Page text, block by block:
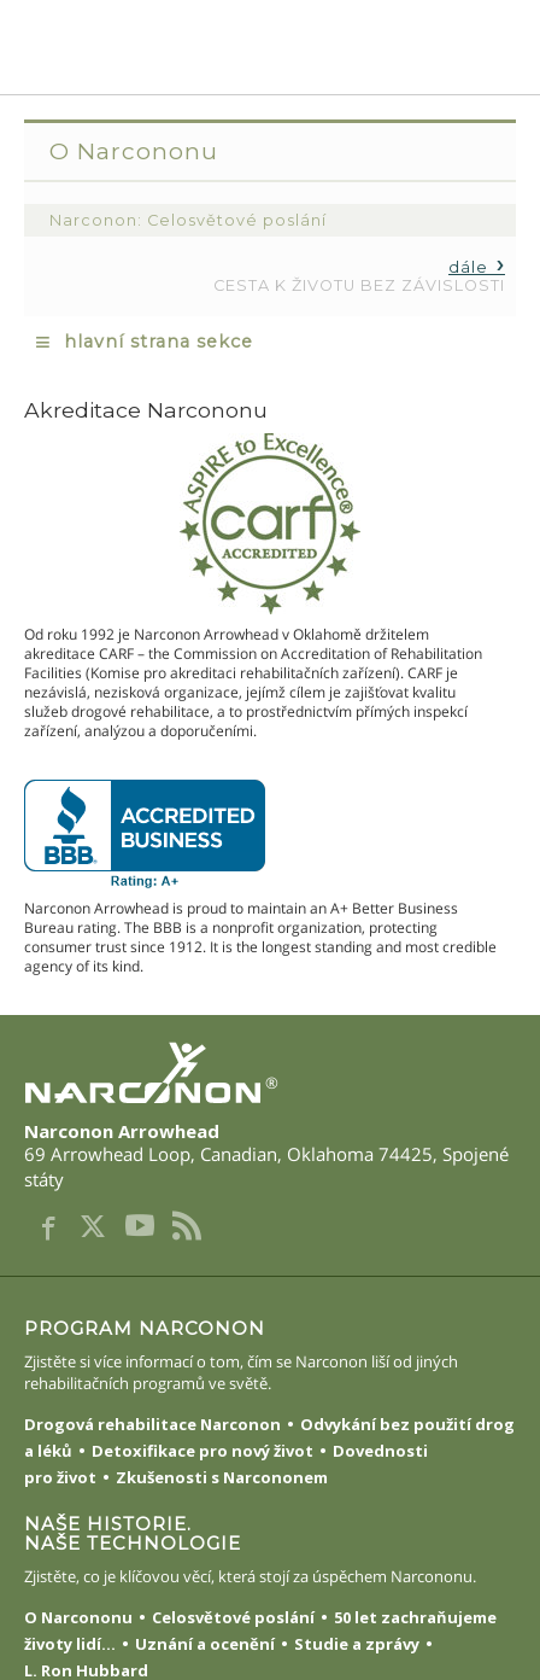
O Narcononu
Narconon: Celosvětové poslání
dále
CESTA K ŽIVOTU BEZ ZÁVISLOSTI
≡ hlavní strana sekce
Akreditace Narcononu
Od roku 1992 je Narconon Arrowhead v Oklahomě držitelem
akreditace CARF – the Commission on Accreditation of Rehabilitation
Facilities (Komise pro akreditaci rehabilitačních zařízení). CARF je
nezávislá, nezisková organizace, jejímž cílem je zajišťovat kvalitu
služeb drogové rehabilitace, a to prostřednictvím přímých inspekcí
zařízení, analýzou a doporučeními.
Narconon Arrowhead is proud to maintain an A+ Better Business
Bureau rating. The BBB is a nonprofit organization, protecting
consumer trust since 1912. It is the longest standing and most credible
agency of its kind.
®
Narconon Arrowhead
69 Arrowhead Loop, Canadian, Oklahoma 74425, Spojené
státy
PROGRAM NARCONON
Zjistěte si více informací o tom, čím se Narconon liší od jiných
rehabilitačních programů ve světě.
Drogová rehabilitace Narconon
Odvykání bez použití drog
a léků
Detoxifikace pro nový život
Dovednosti
pro život
Zkušenosti s Narcononem
NAŠE HISTORIE.
NAŠE TECHNOLOGIE
Zjistěte, co je klíčovou věcí, která stojí za úspěchem Narcononu.
O Narcononu
Celosvětové poslání
50 let zachraňujeme
životy lidí...
Uznání a ocenění
Studie a zprávy
L. Ron Hubbard